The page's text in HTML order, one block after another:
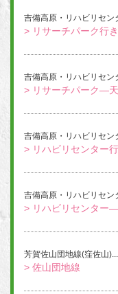
吉備高原・リハビリセン
> リサーチパーク行き
吉備高原・リハビリセン
> リサーチパーク―天
吉備高原・リハビリセン
> リハビリセンター
吉備高原・リハビリセン
> リハビリセンター―
芳賀佐山団地線(窪佐山)...
> 佐山団地線